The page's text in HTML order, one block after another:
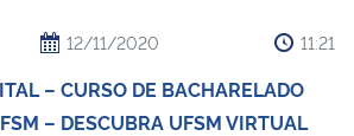
12/11/2020 11:21
– CURSO DE BACHARELADO
– DESCUBRA UFSM VIRTUAL